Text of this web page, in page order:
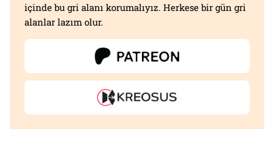
içinde bu gri alanı korumalıyız. Herkese bir gün gri
alanlar lazım olur.